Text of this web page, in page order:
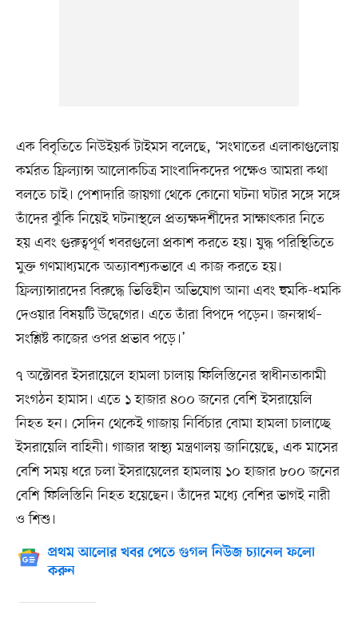
এক বিবৃতিতে নিউইয়র্ক টাইমস বলেছে, ‘সংঘাতের এলাকাগুলোয়
কর্মরত ফ্রিল্যান্স আলোকচিত্র সাংবাদিকদের পক্ষেও আমরা কথা
বলতে চাই। পেশাদারি জায়গা থেকে কোনো ঘটনা ঘটার সঙ্গে সঙ্গে
তাঁদের ঝুঁকি নিয়েই ঘটনাস্থলে প্রত্যক্ষদর্শীদের সাক্ষাৎকার নিতে
হয় এবং গুরুত্বপূর্ণ খবরগুলো প্রকাশ করতে হয়। যুদ্ধ পরিস্থিতিতে
মুক্ত গণমাধ্যমকে অত্যাবশ্যকভাবে এ কাজ করতে হয়।
ফ্রিল্যান্সারদের বিরুদ্ধে ভিত্তিহীন অভিযোগ আনা এবং হুমকি-ধমকি
দেওয়ার বিষয়টি উদ্বেগের। এতে তাঁরা বিপদে পড়েন। জনস্বার্থ–
সংশ্লিষ্ট কাজের ওপর প্রভাব পড়ে।’
৭ অক্টোবর ইসরায়েলে হামলা চালায় ফিলিস্তিনের স্বাধীনতাকামী
সংগঠন হামাস। এতে ১ হাজার ৪০০ জনের বেশি ইসরায়েলি
নিহত হন। সেদিন থেকেই গাজায় নির্বিচার বোমা হামলা চালাচ্ছে
ইসরায়েলি বাহিনী। গাজার স্বাস্থ্য মন্ত্রণালয় জানিয়েছে, এক মাসের
বেশি সময় ধরে চলা ইসরায়েলের হামলায় ১০ হাজার ৮০০ জনের
বেশি ফিলিস্তিনি নিহত হয়েছেন। তাঁদের মধ্যে বেশির ভাগই নারী
ও শিশু।
প্রথম আলোর খবর পেতে গুগল নিউজ চ্যানেল ফলো
করুন